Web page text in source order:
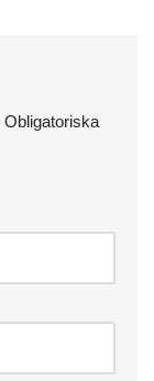
Obligatoriska